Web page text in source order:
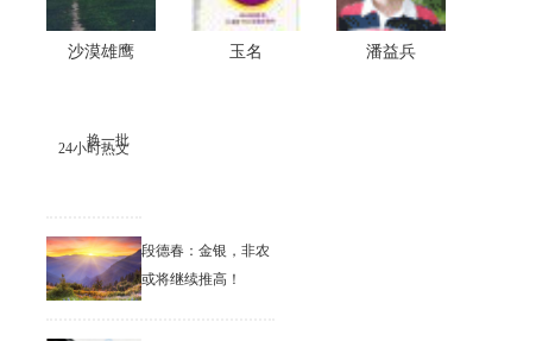
沙漠雄鹰 玉名 潘益兵
24小时热文
换一批
段德春：金银，非农
或将继续推高！